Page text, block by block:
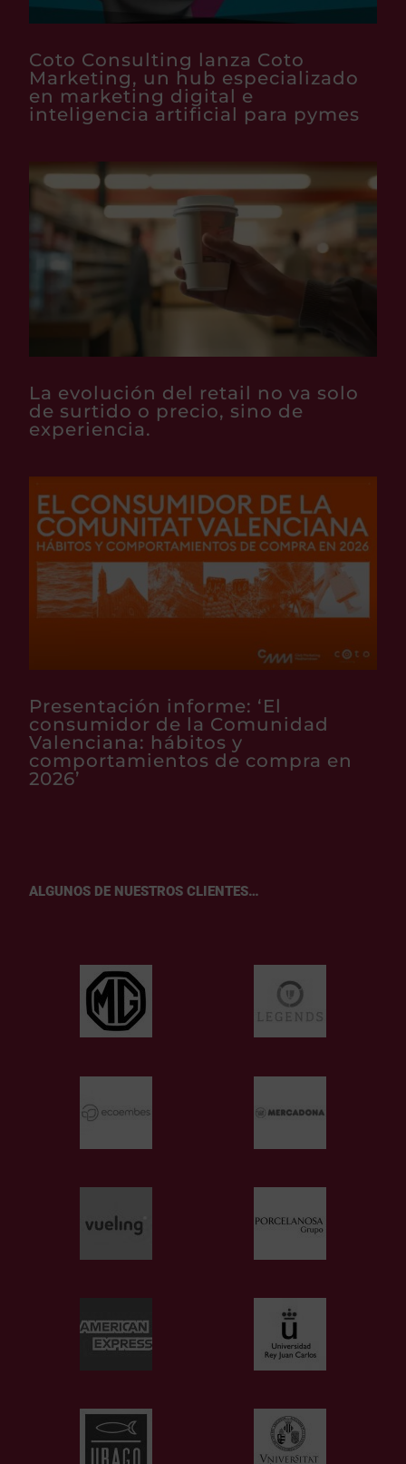
Coto Consulting lanza Coto
Marketing, un hub especializado
en marketing digital e
inteligencia artificial para pymes
La evolución del retail no va solo
de surtido o precio, sino de
experiencia.
Presentación informe: ‘El
consumidor de la Comunidad
Valenciana: hábitos y
comportamientos de compra en
2026’
ALGUNOS DE NUESTROS CLIENTES…